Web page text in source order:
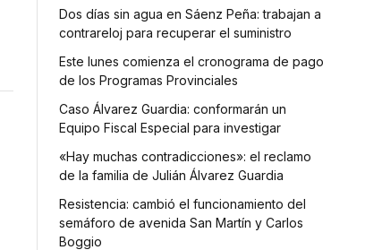
Dos días sin agua en Sáenz Peña: trabajan a
contrareloj para recuperar el suministro
Este lunes comienza el cronograma de pago
de los Programas Provinciales
Caso Álvarez Guardia: conformarán un
Equipo Fiscal Especial para investigar
«Hay muchas contradicciones»: el reclamo
de la familia de Julián Álvarez Guardia
Resistencia: cambió el funcionamiento del
semáforo de avenida San Martín y Carlos
Boggio